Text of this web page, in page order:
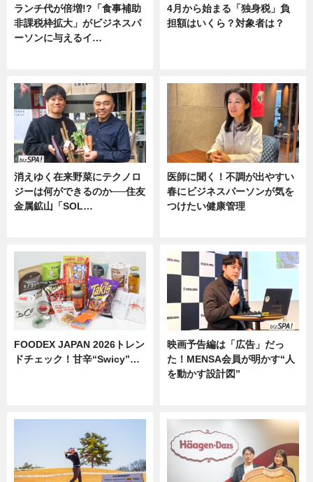
ランチ代が倍増!?「食事補助
非課税枠拡大」がビジネスパ
ーソンに与えるイ…
4月から始まる「独身税」負
担額はいくら？対象者は？
消えゆく在来野菜にテクノロ
ジーは何ができるのか──住友
金属鉱山「SOL…
医師に聞く！不調が出やすい
春にビジネスパーソンが気を
つけたい健康管理
FOODEX JAPAN 2026トレン
ドチェック！甘辛“Swicy”…
映画予告編は「広告」だっ
た！MENSA会員が明かす“人
を動かす設計図”